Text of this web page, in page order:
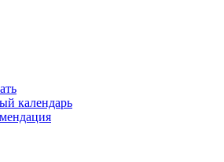
календарь